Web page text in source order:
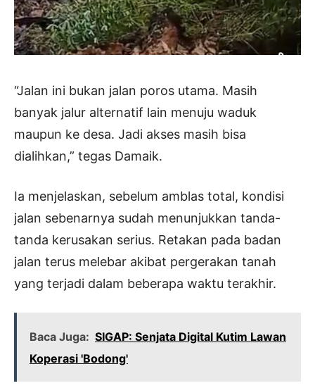
“Jalan ini bukan jalan poros utama. Masih
banyak jalur alternatif lain menuju waduk
maupun ke desa. Jadi akses masih bisa
dialihkan,” tegas Damaik.
Ia menjelaskan, sebelum amblas total, kondisi
jalan sebenarnya sudah menunjukkan tanda-
tanda kerusakan serius. Retakan pada badan
jalan terus melebar akibat pergerakan tanah
yang terjadi dalam beberapa waktu terakhir.
Baca Juga: SIGAP: Senjata Digital Kutim Lawan
Koperasi 'Bodong'